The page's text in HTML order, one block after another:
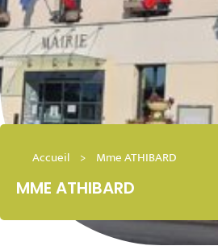
Accueil > Mme ATHIBARD
MME ATHIBARD